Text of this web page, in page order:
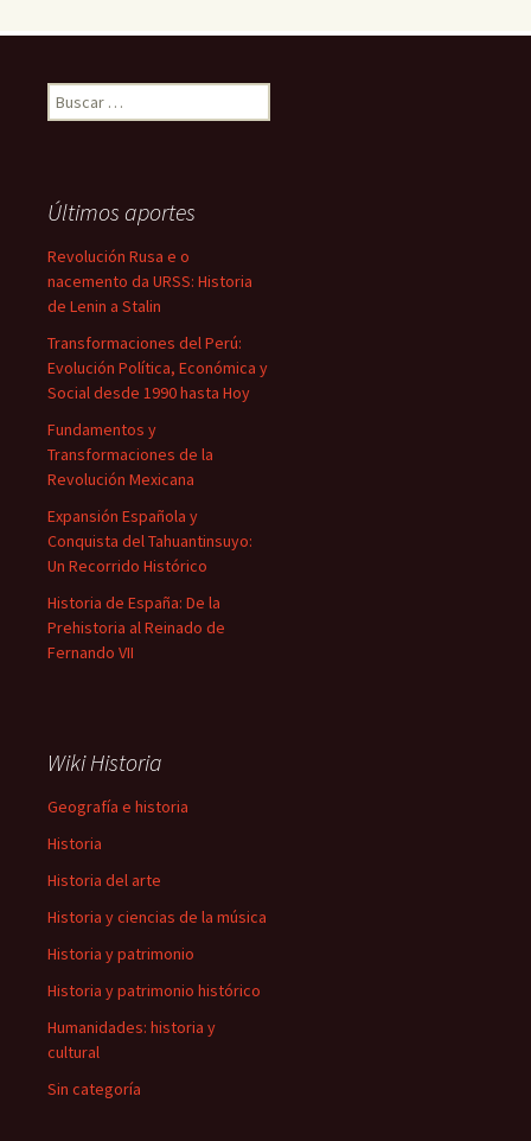
Buscar:
Últimos aportes
Revolución Rusa e o
nacemento da URSS: Historia
de Lenin a Stalin
Transformaciones del Perú:
Evolución Política, Económica y
Social desde 1990 hasta Hoy
Fundamentos y
Transformaciones de la
Revolución Mexicana
Expansión Española y
Conquista del Tahuantinsuyo:
Un Recorrido Histórico
Historia de España: De la
Prehistoria al Reinado de
Fernando VII
Wiki Historia
Geografía e historia
Historia
Historia del arte
Historia y ciencias de la música
Historia y patrimonio
Historia y patrimonio histórico
Humanidades: historia y
cultural
Sin categoría